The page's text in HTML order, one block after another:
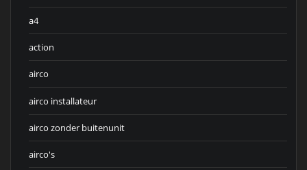
a4
action
airco
airco installateur
airco zonder buitenunit
airco's